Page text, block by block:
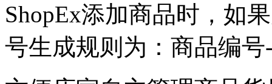
ShopEx添加商品时，如
号生成规则为：商品编